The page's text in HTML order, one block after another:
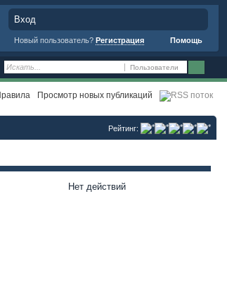
Вход
Новый пользователь? Регистрация Помощь
Пользователи
Просмотр новых публикаций
Рейтинг:
Нет действий